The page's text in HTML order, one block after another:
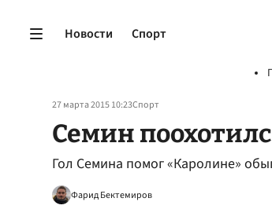
Новости Спорт
27 марта 2015 10:23Спорт
Семин
Гол Семина помог «Каролине»
Фарид Бектемиров